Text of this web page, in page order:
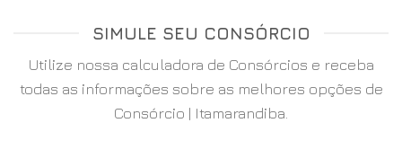
SIMULE SEU CONSÓRCIO
Utilize nossa calculadora de Consórcios e receba
todas as informações sobre as melhores opções de
Consórcio | Itamarandiba.